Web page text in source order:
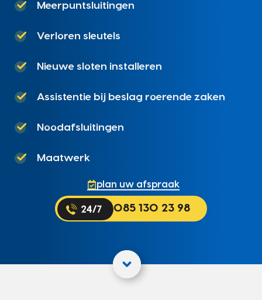
Meerpuntsluitingen
Verloren sleutels
Nieuwe sloten installeren
Assistentie bij beslag roerende zaken
Noodafsluitingen
Maatwerk
plan uw afspraak
085 130 23 98